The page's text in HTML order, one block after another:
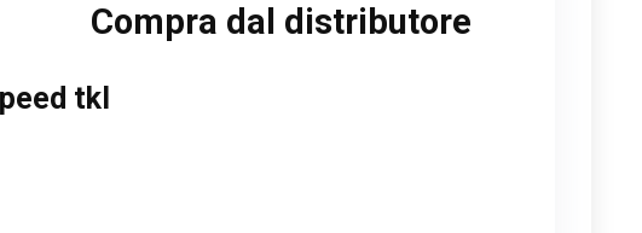
Compra dal distributore
tkl